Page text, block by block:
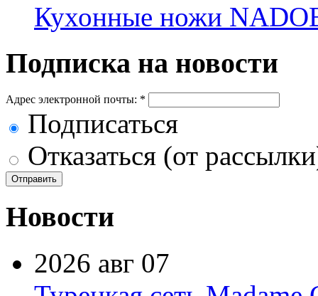
Кухонные ножи
Подписка на новости
Адрес электронной почты: *
Подписаться
Отказаться (от
Новости
2026 авг 07